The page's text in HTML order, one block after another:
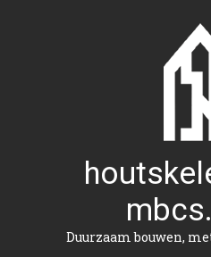
Duurzaam bouwen,